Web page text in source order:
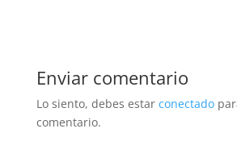
Enviar comentario
Lo siento, debes estar conectado
comentario.